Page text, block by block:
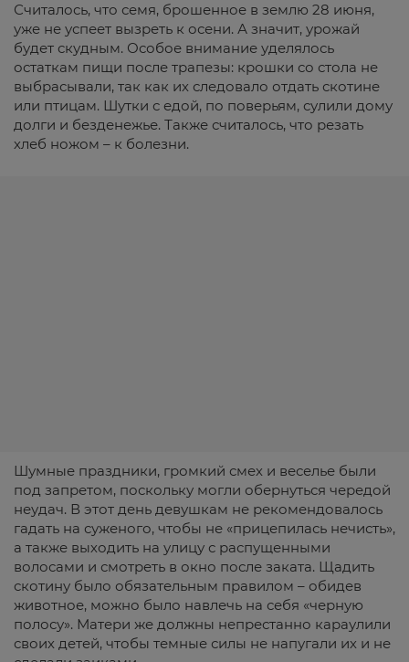
Считалось, что семя, брошенное в землю 28 июня,
уже не успеет вызреть к осени. А значит, урожай
будет скудным. Особое внимание уделялось
остаткам пищи после трапезы: крошки со стола не
выбрасывали, так как их следовало отдать скотине
или птицам. Шутки с едой, по поверьям, сулили дому
долги и безденежье. Также считалось, что резать
хлеб ножом – к болезни.
Шумные праздники, громкий смех и веселье были
под запретом, поскольку могли обернуться чередой
неудач. В этот день девушкам не рекомендовалось
гадать на суженого, чтобы не «прицепилась нечисть»,
а также выходить на улицу с распущенными
волосами и смотреть в окно после заката. Щадить
скотину было обязательным правилом – обидев
животное, можно было навлечь на себя «черную
полосу». Матери же должны непрестанно караулили
своих детей, чтобы темные силы не напугали их и не